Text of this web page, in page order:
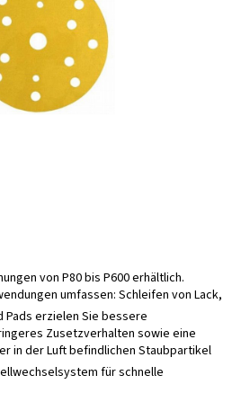
von P80 bis P600 erhältlich.
umfassen: Schleifen von Lack,
Pads erzielen Sie bessere
Zusetzverhalten sowie eine
in der Luft befindlichen Staubpartikel
für schnelle